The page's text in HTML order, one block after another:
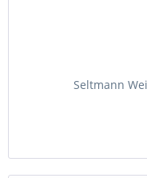
Seltmann